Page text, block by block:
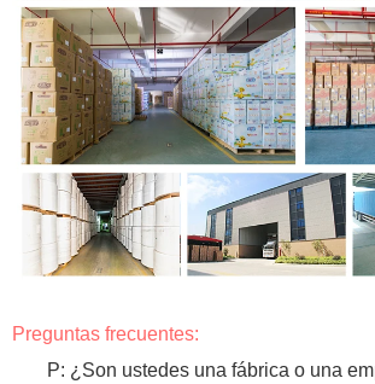
Preguntas frecuentes:
P: ¿Son ustedes una fábrica o una